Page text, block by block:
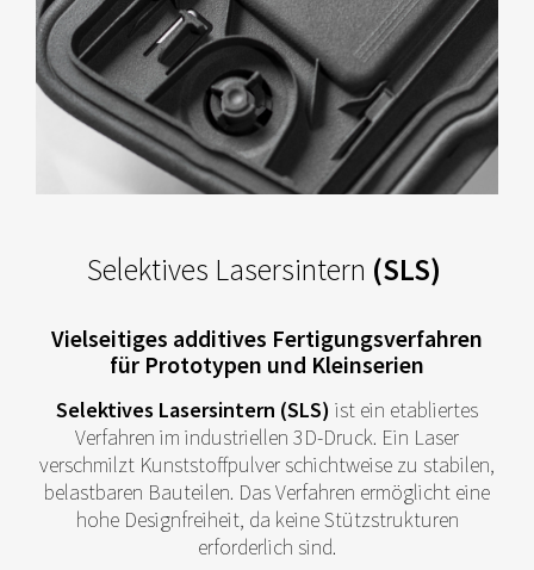
Selektives Lasersintern (SLS)
Vielseitiges additives Fertigungsverfahren
für Prototypen und Kleinserien
Selektives Lasersintern (SLS) ist ein etabliertes
Verfahren im industriellen 3D-Druck. Ein Laser
verschmilzt Kunststoffpulver schichtweise zu stabilen,
belastbaren Bauteilen. Das Verfahren ermöglicht eine
hohe Designfreiheit, da keine Stützstrukturen
erforderlich sind.